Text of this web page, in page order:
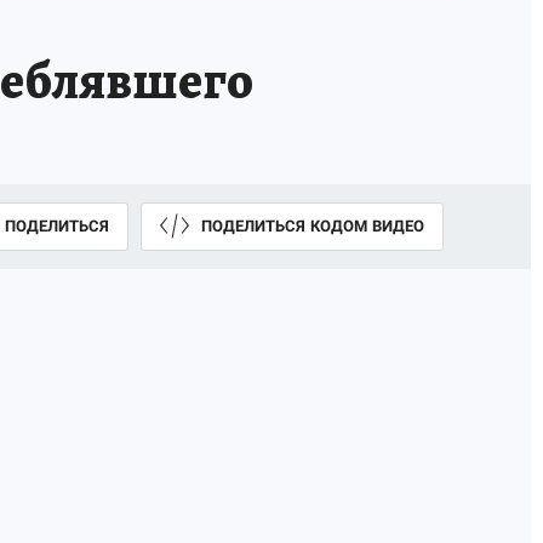
ПОДЕЛИТЬСЯ ПОДЕЛИТЬСЯ КОДОМ ВИДЕО